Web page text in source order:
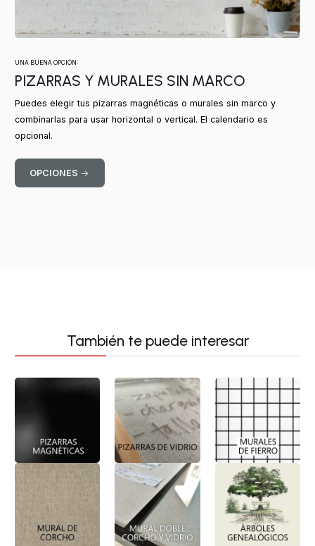
UNA BUENA OPCIÓN:
PIZARRAS Y MURALES SIN MARCO
Puedes elegir tus pizarras magnéticas o murales sin marco y
combinarlas para usar horizontal o vertical. El calendario es
opcional.
OPCIONES
También te puede interesar